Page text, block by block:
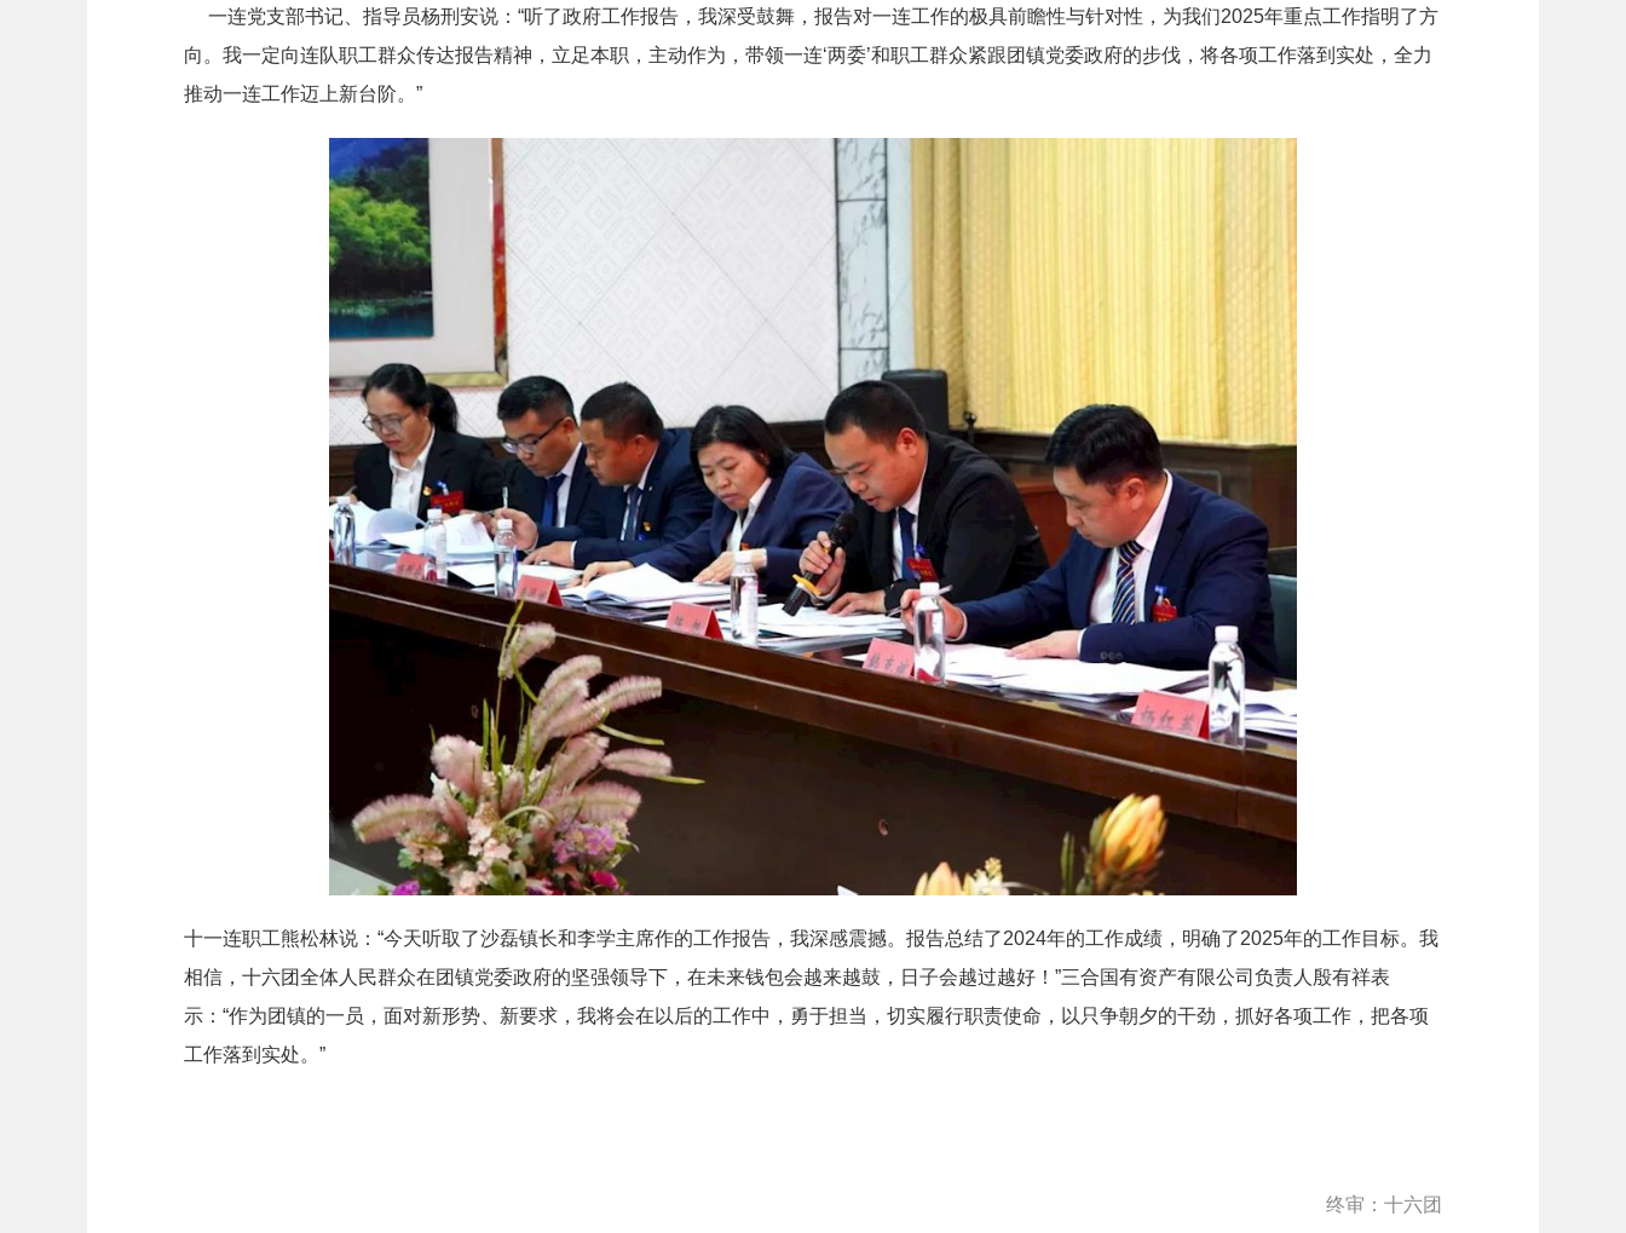
一连党支部书记、指导员杨刑安说：“听了政府工作报告，我深受鼓舞，报告对一连工作的极具前瞻性与针对性，为我们2025年重点工作指明了方
向。我一定向连队职工群众传达报告精神，立足本职，主动作为，带领一连‘两委’和职工群众紧跟团镇党委政府的步伐，将各项工作落到实处，全力
推动一连工作迈上新台阶。”
十一连职工熊松林说：“今天听取了沙磊镇长和李学主席作的工作报告，我深感震撼。报告总结了2024年的工作成绩，明确了2025年的工作目标。我
相信，十六团全体人民群众在团镇党委政府的坚强领导下，在未来钱包会越来越鼓，日子会越过越好！”三合国有资产有限公司负责人殷有祥表
示：“作为团镇的一员，面对新形势、新要求，我将会在以后的工作中，勇于担当，切实履行职责使命，以只争朝夕的干劲，抓好各项工作，把各项
工作落到实处。”
终审：十六团